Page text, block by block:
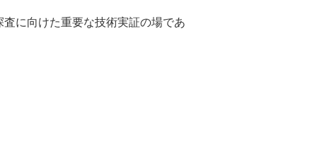
に向けた重要な技術実証の場であ